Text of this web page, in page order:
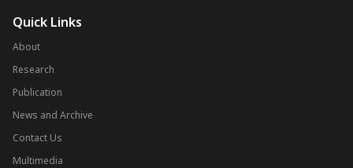
Quick Links
About
Research
Publication
News and Archive
Contact Us
Multimedia